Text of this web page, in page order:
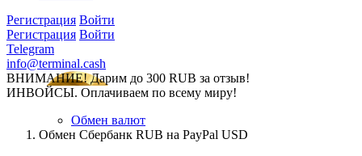
Регистрация Войти
Регистрация Войти
Telegram
info@terminal.cash
ВНИМАНИЕ! Дарим до 300 RUB за отзыв!
ИНВОЙСЫ. Оплачиваем по всему миру!
Обмен валют
Обмен Сбербанк RUB на PayPal USD